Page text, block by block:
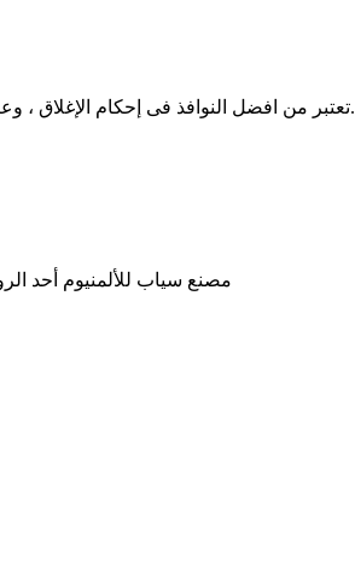
تعتبر من افضل النوافذ فى إحكام الإغلاق ،.
مصنع سياب للألمنيوم أحد